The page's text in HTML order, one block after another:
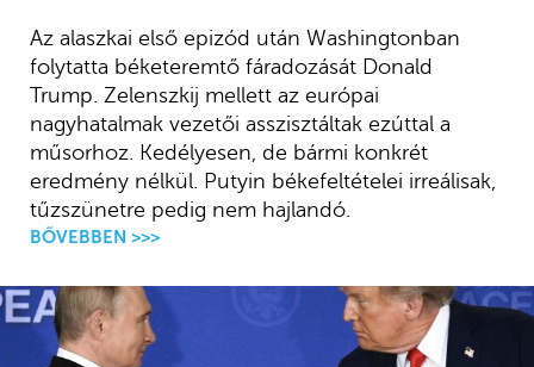
Az alaszkai első epizód után Washingtonban
folytatta béketeremtő fáradozását Donald
Trump. Zelenszkij mellett az európai
nagyhatalmak vezetői asszisztáltak ezúttal a
műsorhoz. Kedélyesen, de bármi konkrét
eredmény nélkül. Putyin békefeltételei irreálisak,
tűzszünetre pedig nem hajlandó.
BŐVEBBEN >>>